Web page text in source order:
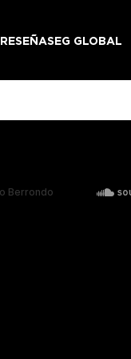
RESEÑASEG GLOBAL